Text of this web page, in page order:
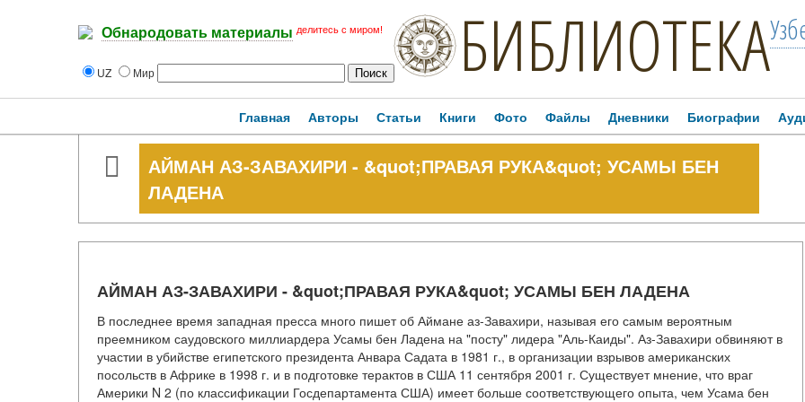
Обнародовать материалы делитесь с миром!
UZ Мир БИБЛИОТЕКА
Главная Авторы Статьи Книги Фото Файлы Дневники Биографии
АЙМАН АЗ-ЗАВАХИРИ - &quot;ПРАВАЯ РУКА&quot; УСАМЫ БЕН
ЛАДЕНА
АЙМАН АЗ-ЗАВАХИРИ - &quot;ПРАВАЯ РУКА&quot; УСАМЫ БЕН ЛАДЕНА
В последнее время западная пресса много пишет об Аймане аз-Завахири, называя его самым вероятным
преемником саудовского миллиардера Усамы бен Ладена на "посту" лидера "Аль-Каиды". Аз-Завахири обвиняют в
участии в убийстве египетского президента Анвара Садата в 1981 г., в организации взрывов американских
посольств в Африке в 1998 г. и в подготовке терактов в США 11 сентября 2001 г. Существует мнение, что враг
Америки N 2 (по классификации Госдепартамента США) имеет больше соответствующего опыта, чем Усама бен